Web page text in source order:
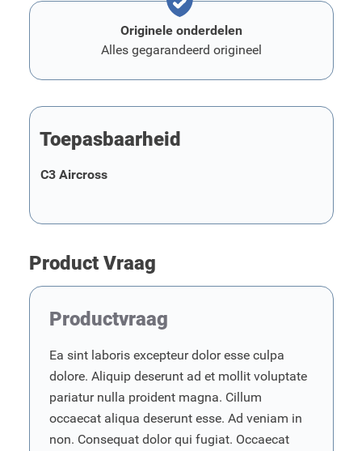
Originele onderdelen
Alles gegarandeerd origineel
Toepasbaarheid
C3 Aircross
Product Vraag
Productvraag
Ea sint laboris excepteur dolor esse culpa
dolore. Aliquip deserunt ad et mollit voluptate
pariatur nulla proident magna. Cillum
occaecat aliqua deserunt esse. Ad veniam in
non. Consequat dolor qui fugiat. Occaecat